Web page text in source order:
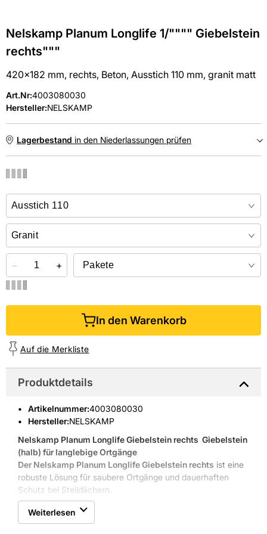
Nelskamp Planum Longlife 1/"""" Giebelstein
rechts"""
420x182 mm, rechts, Beton, Ausstich 110 mm, granit matt
Art.Nr:4003080030
Hersteller:NELSKAMP
Lagerbestand in den Niederlassungen prüfen
Online kaufen &
− +
In den Warenkorb
Auf die Merkliste
Produktdetails
Artikelnummer:4003080030
Hersteller:NELSKAMP
Nelskamp Planum Longlife Giebelstein rechts  Giebelstein
(halb) für langlebige Ortgänge
Der Nelskamp Planum Longlife Giebelstein rechts ist eine
robuste Lösung für saubere Ortgänge und dauerhaften
Schutz bei Steildächern.
Halber Giebelstein für Ortgänge
Mattes Granitfinish
Frostbeständig und druckfest
Weiterlesen